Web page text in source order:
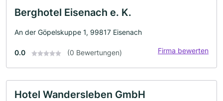
Berghotel Eisenach e. K.
An der Göpelskuppe 1, 99817 Eisenach
0.0 (0 Bewertungen) Firma bewerten
Hotel Wandersleben GmbH